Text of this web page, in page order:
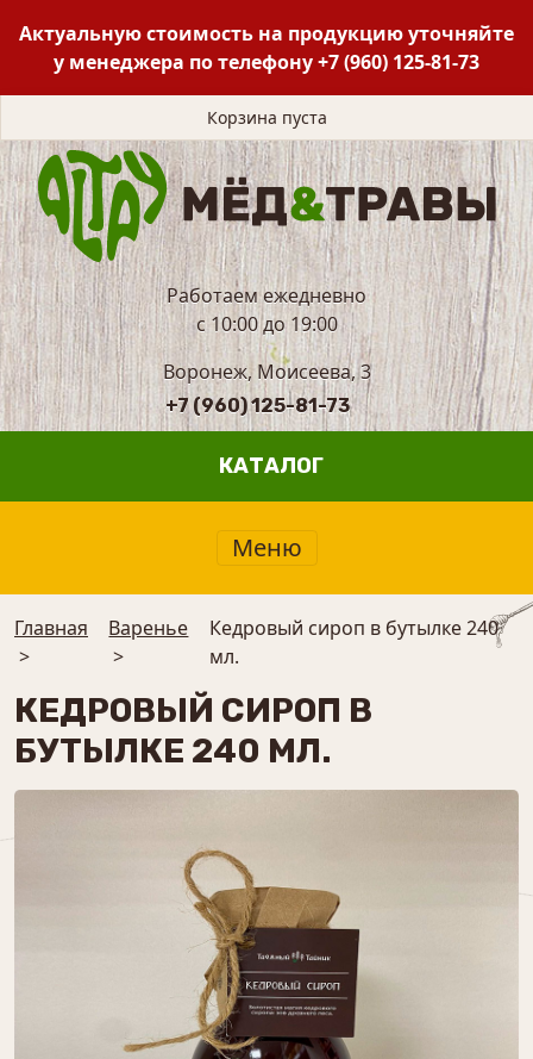
Актуальную стоимость на продукцию уточняйте
у менеджера по телефону+7 (960) 125-81-73
Корзина пуста
Работаем ежедневно
с 10:00 до 19:00
Воронеж, Моисеева, 3
+7 (960) 125-81-73
КАТАЛОГ
Меню
Главная
>
Варенье
>
Кедровый сироп в бутылке 240
мл.
КЕДРОВЫЙ СИРОП В
БУТЫЛКЕ 240 МЛ.